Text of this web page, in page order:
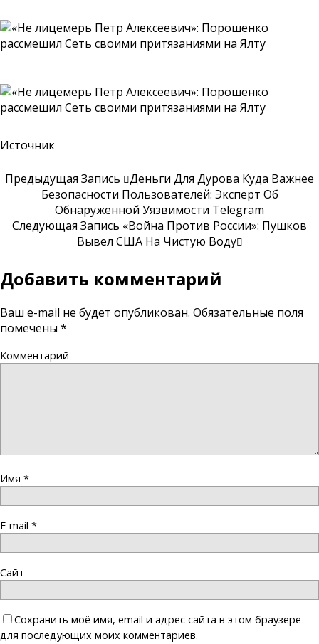
Источник
Предыдущая Запись
Деньги Для Дурова Куда Важнее
Безопасности Пользователей: Эксперт Об
Обнаруженной Уязвимости Telegram
Следующая Запись «Война Против России»: Пушков
Вывел США На Чистую Воду
Добавить комментарий
Ваш e-mail не будет опубликован. Обязательные поля
помечены *
Комментарий
Имя *
E-mail *
Сайт
Сохранить моё имя, email и адрес сайта в этом браузере
для последующих моих комментариев.